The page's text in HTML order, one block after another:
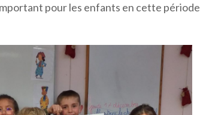
pour les enfants en cette période